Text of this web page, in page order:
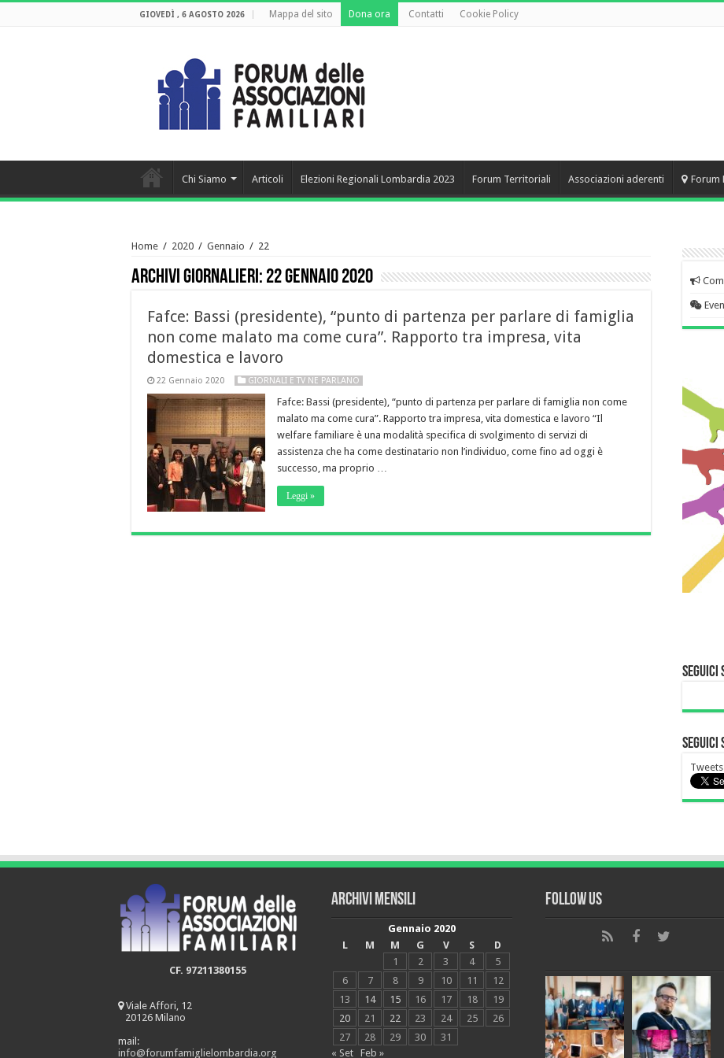
GIOVEDÌ , 6 AGOSTO 2026 Mappa del sito Dona ora Contatti Cookie Policy
Chi Siamo Articoli Elezioni Regionali Lombardia 2023 Forum Territoriali Associazioni aderenti Forum
Home / 2020 / Gennaio / 22
Archivi giornalieri: 22 Gennaio 2020
Fafce: Bassi (presidente), “punto di partenza per parlare di famiglia
non come malato ma come cura”. Rapporto tra impresa, vita
domestica e lavoro
22 Gennaio 2020 GIORNALI E TV NE PARLANO
Fafce: Bassi (presidente), “punto di partenza per parlare di famiglia non come
malato ma come cura”. Rapporto tra impresa, vita domestica e lavoro “Il
welfare familiare è una modalità specifica di svolgimento di servizi di
assistenza che ha come destinatario non l’individuo, come fino ad oggi è
successo, ma proprio …
Leggi »
Seguici
CF. 97211380155
Viale Affori, 12
20126 Milano
mail:
info@forumfamiglielombardia.org
Archivi mensili
Gennaio 2020
L
M M G V S
D
1
2 3 4
5
6
7 8 9 10 11
12
13
14 15 16 17 18
19
20
21 22 23 24 25
26
27
28 29 30
31
« Set
Feb »
Follow Us